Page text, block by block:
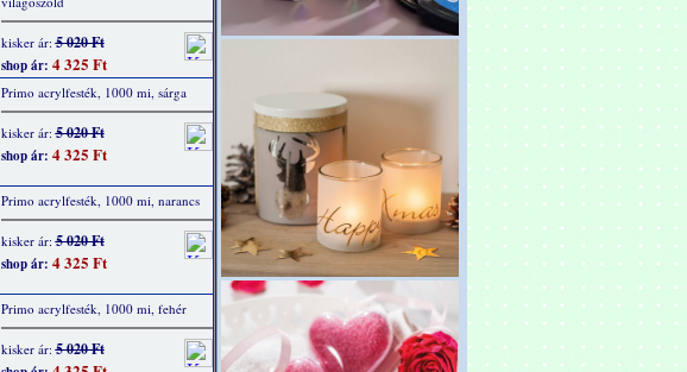
kisker ár:5 020 Ft
shop ár: 4 325 Ft
Primo acrylfesték, 1000 mi, sárga
kisker ár:5 020 Ft
shop ár: 4 325 Ft
Primo acrylfesték, 1000 mi, narancs
kisker ár:5 020 Ft
shop ár: 4 325 Ft
Primo acrylfesték, 1000 mi, fehér
kisker ár:5 020 Ft